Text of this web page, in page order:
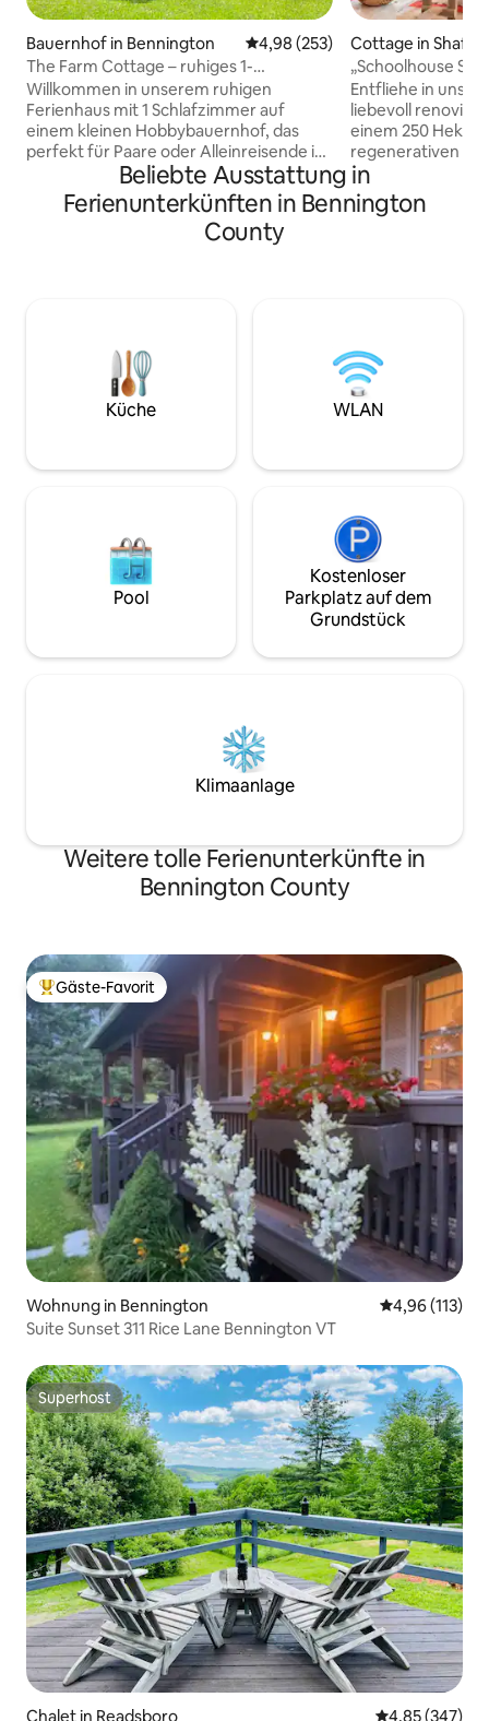
Bauernhof in Bennington Durchschnittliche Bewertung:
4,98 (253)
The Farm Cottage – ruhiges 1-
Schlafzimmer-Apartment auf einem
Hobbybauernhof
Willkommen in unserem ruhigen
Ferienhaus mit 1 Schlafzimmer auf
einem kleinen Hobbybauernhof, das
perfekt für Paare oder Alleinreisende ist,
die die Gegend um Bennington
besuchen. Diese gemütliche Unterkunft
ist auf Erholung und Schlichtheit
ausgelegt. Ganz gleich, ob du in der
entspannen und erholen kannst.
Aufmerksame Details wie frische Eier
von unseren Hühnern und
hausgemachte Marmeladen erwarten
Einrichtung es ganz einfach macht, dich
Cottage in
„Schoolhouse
einer Farm in
Entfliehe in unser
liebevoll
einem 250
regenerativen
auf die Green
Komfort trifft.
privaten
– das Leben auf
allem Luxus. EV-
Waschmaschine/
Unterkunft und
Beliebte Ausstattung in
Ferienunterkünften in Bennington
County
Küche WLAN
Pool
Kostenloser
Parkplatz auf dem
Grundstück
Klimaanlage
Weitere tolle Ferienunterkünfte in
Bennington County
Beliebter Gäste-Favorit.
Gäste-Favorit
Wohnung in Bennington
4,96 (113)
Suite Sunset 311 Rice Lane Bennington VT
Superhost
Superhost
Chalet in Readsboro 4,85 (347)